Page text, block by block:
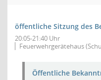
öffentliche Sitzung des
20:05-21:40 Uhr
Feuerwehrgerätehaus
Öffentliche